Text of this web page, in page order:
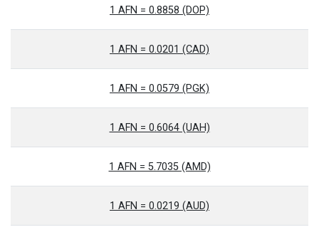
1 AFN = 0.8858 (DOP)
1 AFN = 0.0201 (CAD)
1 AFN = 0.0579 (PGK)
1 AFN = 0.6064 (UAH)
1 AFN = 5.7035 (AMD)
1 AFN = 0.0219 (AUD)